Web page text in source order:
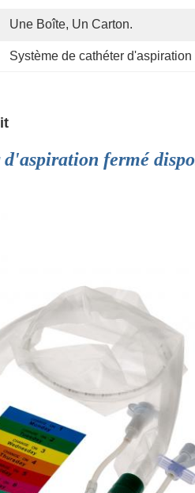
Une Boîte, Un Carton.
Système de cathéter
d'aspiration fermé